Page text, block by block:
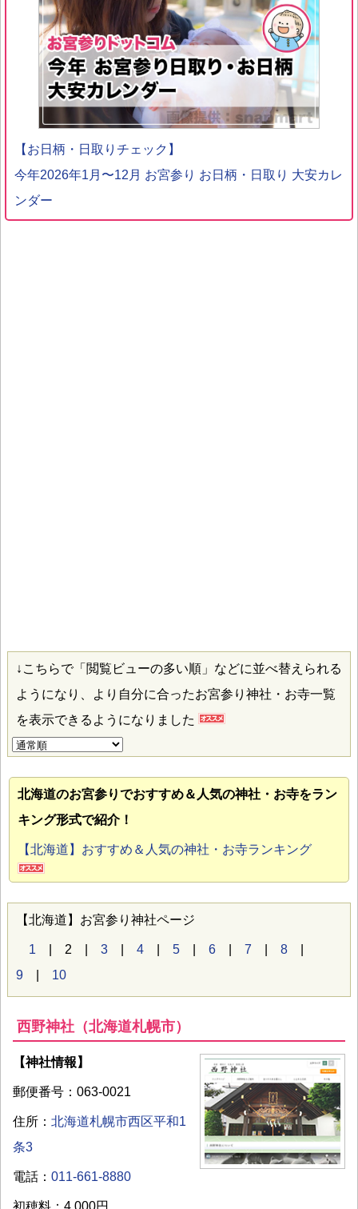
【お日柄・日取りチェック】
今年2026年1月〜12月 お宮参り お日柄・日取り 大安カレ
ンダー
↓こちらで「閲覧ビューの多い順」などに並べ替えられる
ようになり、より自分に合ったお宮参り神社・お寺一覧
を表示できるようになりました
北海道のお宮参りでおすすめ＆人気の神社・お寺をラン
キング形式で紹介！
【北海道】おすすめ＆人気の神社・お寺ランキング
【北海道】お宮参り神社ページ
1 | 2 | 3 4 5 6 7 8
9
10
西野神社（北海道札幌市）
【神社情報】
郵便番号：063-0021
住所： 北海道札幌市西区平和1
条3
電話： 011-661-8880
初穂料：4,000円